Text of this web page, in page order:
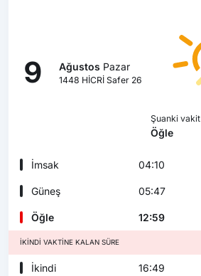
9 Ağustos Pazar
1448 HİCRİ Safer 26
Şuanki vakit
Öğle
İmsak 04:10
Güneş 05:47
Öğle 12:59
İKINDI VAKTINE KALAN SÜRE
İkindi 16:49